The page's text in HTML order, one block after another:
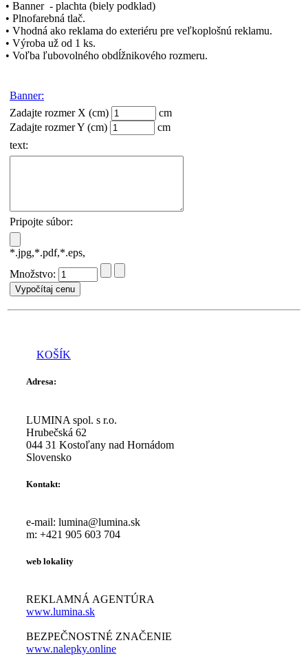
• Banner - plachta (biely podklad)
• Plnofarebná tlač.
• Vhodná ako reklama do exteriéru pre veľkoplošnú reklamu.
• Výroba už od 1 ks.
• Voľba ľubovolného obdĺžnikového rozmeru.
Banner:
Zadajte rozmer X (cm)
cm
Zadajte rozmer Y (cm)
cm
text:
Pripojte súbor:
*.jpg,*.pdf,*.eps,
Množstvo:
KOŠÍK
Adresa:
LUMINA spol. s r.o.
Hrubečská 62
044 31 Kostoľany nad Hornádom
Slovensko
Kontakt:
e-mail: lumina@lumina.sk
m: +421 905 603 704
web lokality
REKLAMNÁ AGENTÚRA
www.lumina.sk
BEZPEČNOSTNÉ ZNAČENIE
www.nalepky.online